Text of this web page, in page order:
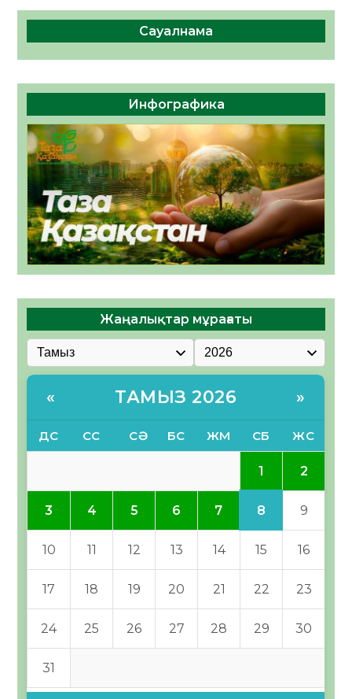
Сауалнама
Инфографика
Жаңалықтар мұрағаты
« ТАМЫЗ 2026 »
ДС СС СӘ БС ЖМ СБ ЖС
1 2
3 4 5 6 7 8 9
10 11 12 13 14 15 16
17 18 19 20 21 22 23
24 25 26 27 28 29 30
31